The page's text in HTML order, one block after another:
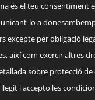
és el teu consentiment
lo a
excepte per obligació
així com exercir altres
sobre protecció
i accepto les